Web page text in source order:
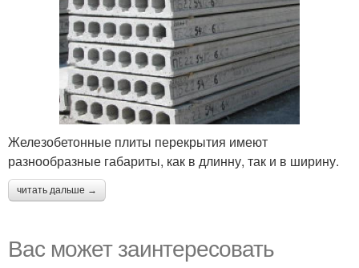
Железобетонные плиты перекрытия имеют
разнообразные габариты, как в длинну, так и в ширину.
читать дальше →
Вас может заинтересовать